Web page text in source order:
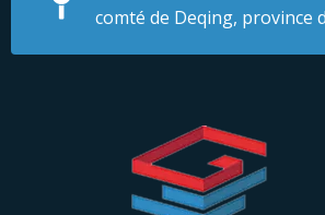
comté de Deqing, province